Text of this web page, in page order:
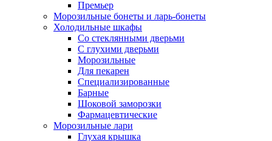
Премьер
Морозильные бонеты и ларь-бонеты
Холодильные шкафы
Со стеклянными дверьми
С глухими дверьми
Морозильные
Для пекарен
Специализированные
Барные
Шоковой заморозки
Фармацевтические
Морозильные лари
Глухая крышка